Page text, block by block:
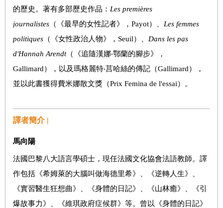
的歷史。著有多部歷史作品： Les premières
journalistes （《最早的女性記者》，Payot）、 Les femmes
politiques （《女性政治人物》，Seuil）、 Dans les pas
d'Hannah Arendt（《追隨漢娜‧鄂蘭的腳步》，
Gallimard），以及瑪格麗特‧莒哈絲的傳記（Gallimard），
並以此書獲得費米娜散文獎（Prix Femina de l'essai）。
譯者簡介 |
馬向陽
法國巴黎八大語言學碩士，現任法國文化協會法語教師。譯
作包括《希姆萊的大腦叫做海德里希》、《逆轉人生》、
《實習醫生狂想曲》、《身體的日記》、《山林癒》、《引
爆故事力》、《維琪政府症候群》等。曾以《身體的日記》